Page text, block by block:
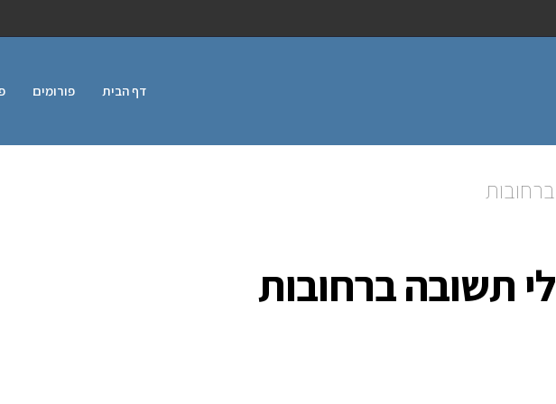
דף הבית פורומים
תשובה ברחובות